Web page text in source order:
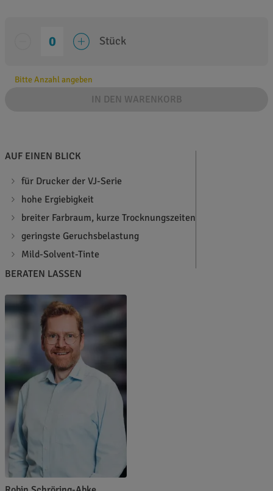
Stück
Bitte Anzahl angeben
IN DEN WARENKORB
AUF EINEN BLICK
für Drucker der VJ-Serie
hohe Ergiebigkeit
breiter Farbraum, kurze Trocknungszeiten
geringste Geruchsbelastung
Mild-Solvent-Tinte
BERATEN LASSEN